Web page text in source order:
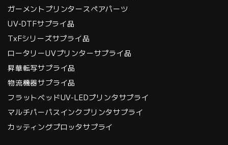
ガーメントプリンタースペアパーツ
UV-DTFサプライ品
TxFシリーズサプライ品
ロータリーUVプリンターサプライ品
昇華転写サプライ品
物流機器サプライ品
フラットベッドUV-LEDプリンタサプライ
マルチパーパスインクプリンタサプライ
カッティングプロッタサプライ